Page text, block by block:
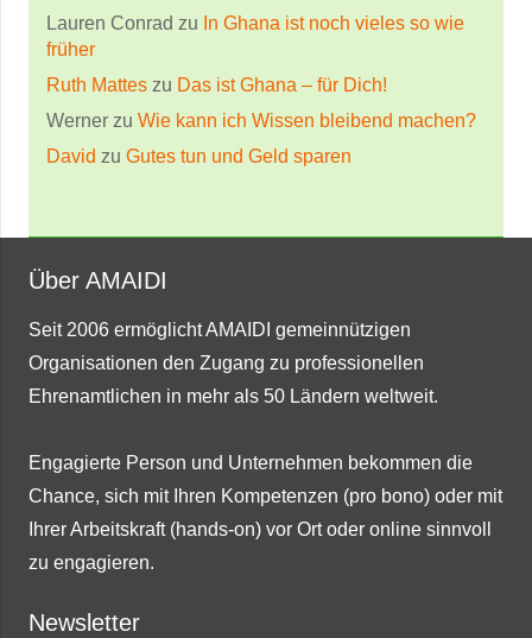
Lauren Conrad zu In Ghana ist noch vieles so wie
früher
Ruth Mattes zu Das ist Ghana – für Dich!
Werner zu Wie kann ich Wissen bleibend machen?
David zu Gutes tun und Geld sparen
Über AMAIDI
Seit 2006 ermöglicht AMAIDI gemeinnützigen
Organisationen den Zugang zu professionellen
Ehrenamtlichen in mehr als 50 Ländern weltweit.
Engagierte Person und Unternehmen bekommen die
Chance, sich mit Ihren Kompetenzen (pro bono) oder mit
Ihrer Arbeitskraft (hands-on) vor Ort oder online sinnvoll
zu engagieren.
Newsletter